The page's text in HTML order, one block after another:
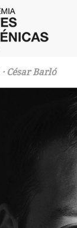
· César Barló